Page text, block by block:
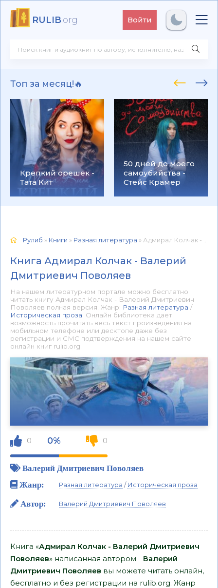
RULIB.org Войти
Топ за месяц!🔥
Крепкий орешек -
Тата Кит
50 дней до моего
самоубийства -
Стейс Крамер
Рулиб » Книги » Разная литература » Адмирал Колчак - Валерий Дмитриевич Поволяев 📕 - Книга онлайн бесплатно
Книга Адмирал Колчак - Валерий
Дмитриевич Поволяев
На нашем литературном портале можно бесплатно
читать книгу Адмирал Колчак - Валерий Дмитриевич
Поволяев полная версия. Жанр: Разная литература /
Историческая проза . Онлайн библиотека дает
возможность прочитать весь текст произведения на
мобильном телефоне или десктопе даже без
регистрации и СМС подтверждения на нашем сайте
онлайн книг rulib.org.
0 0% 0
Валерий Дмитриевич Поволяев
Жанр:
Разная литература /Историческая проза
Автор: Валерий Дмитриевич Поволяев
Книга «Адмирал Колчак - Валерий Дмитриевич
Поволяев» написанная автором - Валерий
Дмитриевич Поволяев вы можете читать онлайн,
бесплатно и без регистрации на rulib.org. Жанр